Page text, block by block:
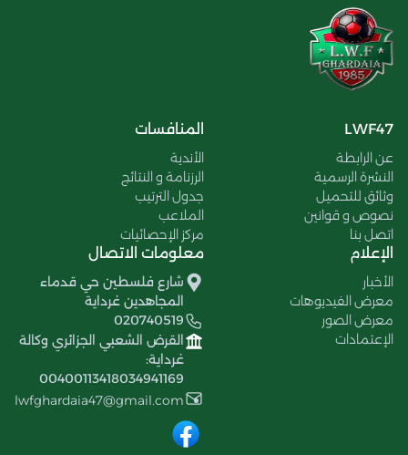
LWF47
عن الرابطة
النشرة الرسمية
وثائق للتحميل
نصوص و قوانين
اتصل بنا
المنافسات
الأندية
الرزنامة و النتائج
جدول الترتيب
الملاعب
مركز الإحصائيات
الإعلام
الأخبار
معرض الفيديوهات
معرض الصور
الإعتمادات
معلومات الاتصال
شارع فلسطين حي قدماء
المجاهدين غرداية
020740519
القرض الشعبي الجزائري وكالة
غرداية:
00400113418034941169
lwfghardaia47@gmail.com